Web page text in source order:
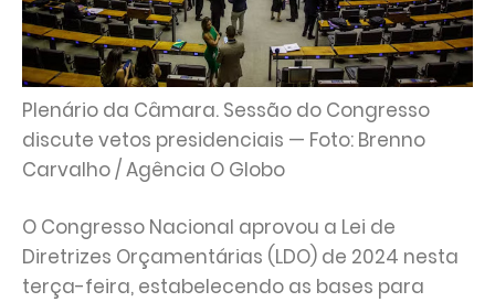
Plenário da Câmara. Sessão do Congresso
discute vetos presidenciais — Foto: Brenno
Carvalho / Agência O Globo
O Congresso Nacional aprovou a Lei de
Diretrizes Orçamentárias (LDO) de 2024 nesta
terça-feira, estabelecendo as bases para